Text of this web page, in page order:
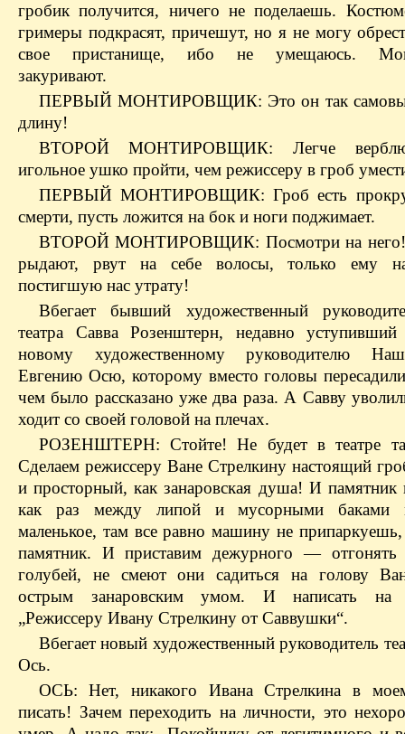
гробик получится, ничего не поделаешь.
гримеры подкрасят, причешут, но я не могу
свое пристанище, ибо не умещаюсь.
закуривают.
ПЕРВЫЙ МОНТИРОВЩИК: Это он так
длину!
ВТОРОЙ МОНТИРОВЩИК: Легче
игольное ушко пройти, чем режиссеру в гроб
ПЕРВЫЙ МОНТИРОВЩИК: Гроб есть
смерти, пусть ложится на бок и ноги поджимает.
ВТОРОЙ МОНТИРОВЩИК: Посмотри на него!
рыдают, рвут на себе волосы, только ему
постигшую нас утрату!
Вбегает бывший художественный
театра Савва Розенштерн, недавно
новому художественному руководителю
Евгению Осю, которому вместо головы
чем было рассказано уже два раза. А Савву
ходит со своей головой на плечах.
РОЗЕНШТЕРН: Стойте! Не будет в театре
Сделаем режиссеру Ване Стрелкину настоящий
и просторный, как занаровская душа! И
как раз между липой и мусорными баками
маленькое, там все равно машину не припаркуешь,
памятник. И приставим дежурного — отгонять
голубей, не смеют они садиться на голову
острым занаровским умом. И написать на
„Режиссеру Ивану Стрелкину от Саввушки“.
Вбегает новый художественный руководитель
Ось.
ОСЬ: Нет, никакого Ивана Стрелкина в
писать! Зачем переходить на личности, это